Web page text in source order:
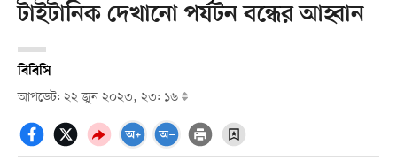
টাইটানিক দেখানো পর্যটন বন্ধের আহ্বান
বিবিসি
আপডেট: ২২ জুন ২০২৩, ২৩: ১৬